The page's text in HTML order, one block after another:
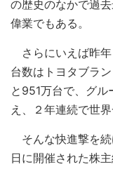
の歴史のなかで過
偉業でもある。
さらにいえば昨
台数はトヨタブラ
と951万台で、グ
え、２年連続で世
そんな快進撃を
日に開催された株